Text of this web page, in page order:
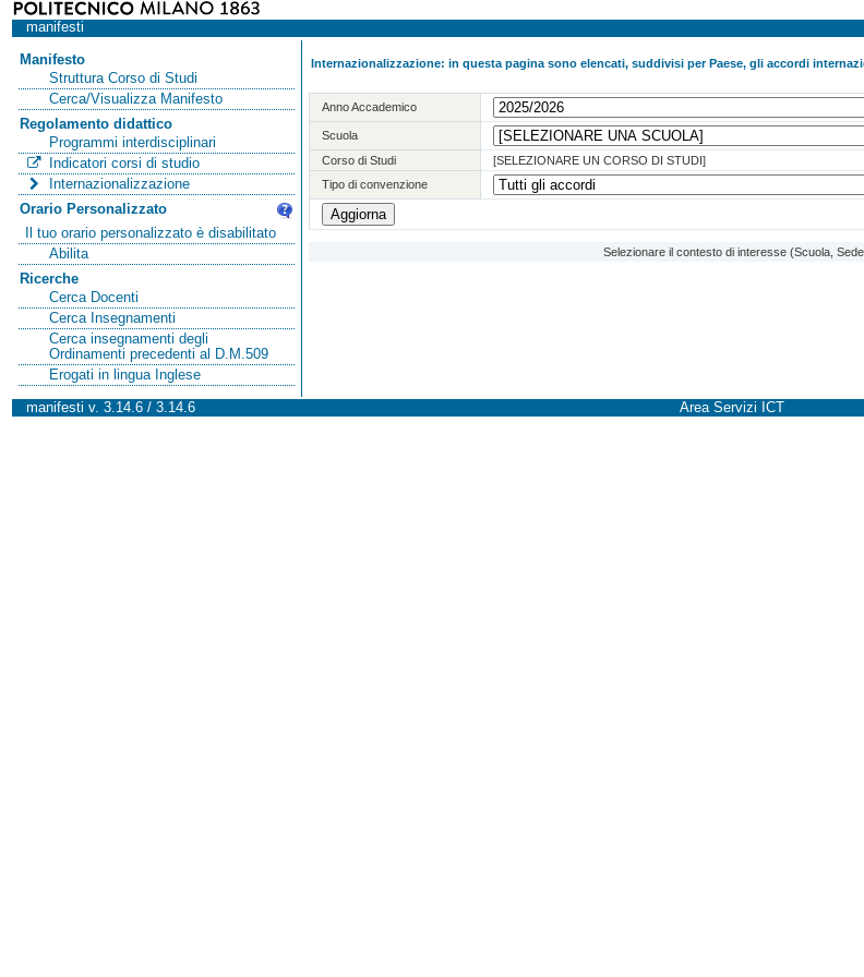
manifesti
Manifesto
Struttura Corso di Studi
Cerca/Visualizza Manifesto
Regolamento didattico
Programmi interdisciplinari
Indicatori corsi di studio
Internazionalizzazione
Orario Personalizzato
Il tuo orario personalizzato è disabilitato
Abilita
Ricerche
Cerca Docenti
Cerca Insegnamenti
Cerca insegnamenti degli
Ordinamenti precedenti al D.M.509
Erogati in lingua Inglese
Internazionalizzazione: in questa pagina sono elencati, suddivisi per Paese, gli accordi
Anno Accademico
Scuola
Corso di Studi
[SELEZIONARE UN CORSO DI STUDI]
Tipo di convenzione
Selezionare il contesto di interesse (Scuola,
manifesti v. 3.14.6 / 3.14.6 Area Servizi ICT